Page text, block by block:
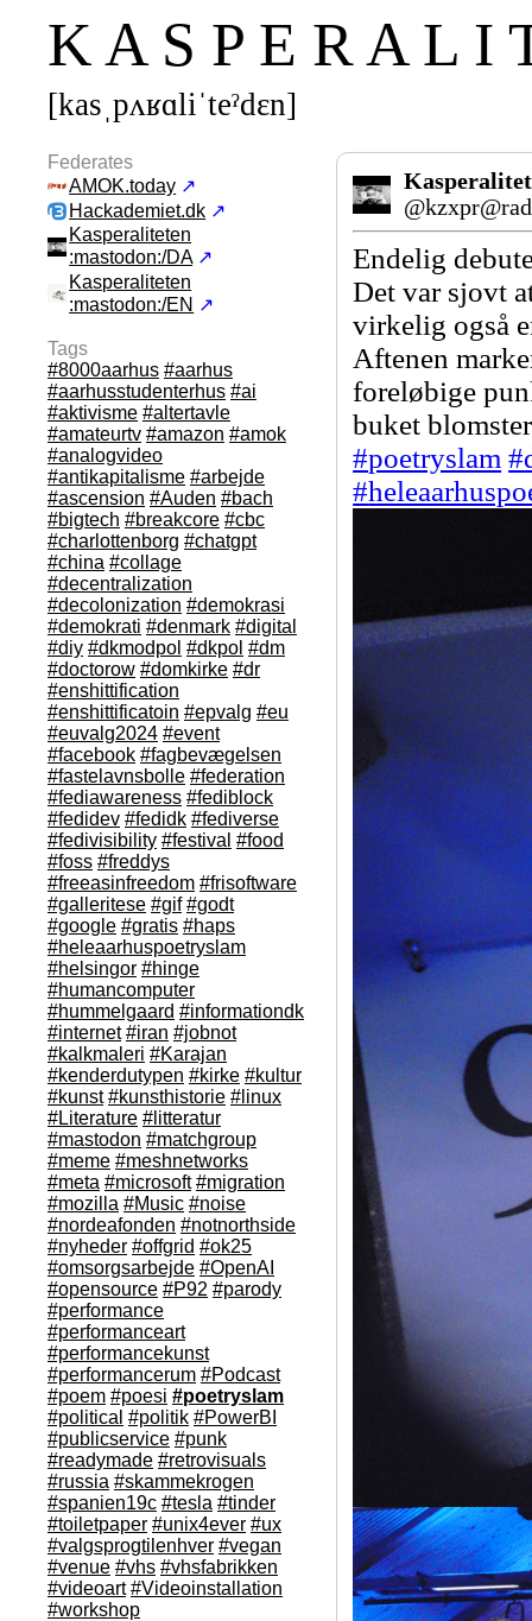
K A S P E R A L I
[kasˌpʌʁɑliˈteˀdεn]
Federates
AMOK.today ↗
Hackademiet.dk ↗
Kasperaliteten
:mastodon:/DA ↗
Kasperaliteten
:mastodon:/EN ↗
Tags
#8000aarhus #aarhus
#aarhusstudenterhus #ai
#aktivisme #altertavle
#amateurtv #amazon #amok
#analogvideo
#antikapitalisme #arbejde
#ascension #Auden #bach
#bigtech #breakcore #cbc
#charlottenborg #chatgpt
#china #collage
#decentralization
#decolonization #demokrasi
#demokrati #denmark #digital
#diy #dkmodpol #dkpol #dm
#doctorow #domkirke #dr
#enshittification
#enshittificatoin #epvalg #eu
#euvalg2024 #event
#facebook #fagbevægelsen
#fastelavnsbolle #federation
#fediawareness #fediblock
#fedidev #fedidk #fediverse
#fedivisibility #festival #food
#foss #freddys
#freeasinfreedom #frisoftware
#galleritese #gif #godt
#google #gratis #haps
#heleaarhuspoetryslam
#helsingor #hinge
#humancomputer
#hummelgaard #informationdk
#internet #iran #jobnot
#kalkmaleri #Karajan
#kenderdutypen #kirke #kultur
#kunst #kunsthistorie #linux
#Literature #litteratur
#mastodon #matchgroup
#meme #meshnetworks
#meta #microsoft #migration
#mozilla #Music #noise
#nordeafonden #notnorthside
#nyheder #offgrid #ok25
#omsorgsarbejde #OpenAI
#opensource #P92 #parody
#performance
#performanceart
#performancekunst
#performancerum #Podcast
#poem #poesi #poetryslam
#political #politik #PowerBI
#publicservice #punk
#readymade #retrovisuals
#russia #skammekrogen
#spanien19c #tesla #tinder
#toiletpaper #unix4ever #ux
#valgsprogtilenhver #vegan
#venue #vhs #vhsfabrikken
#videoart #Videoinstallation
#workshop
Endelig
Det var sjovt
virkelig også
Aftenen
foreløbige
buket
#poetryslam #
#